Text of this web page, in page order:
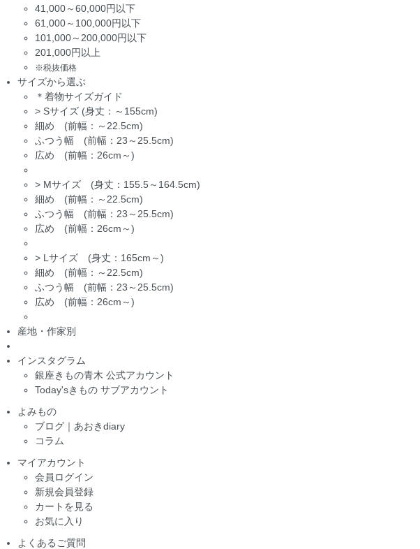
41,000～60,000円以下
61,000～100,000円以下
101,000～200,000円以下
201,000円以上
※税抜価格
サイズから選ぶ
＊着物サイズガイド
> Sサイズ (身丈：～155cm)
細め (前幅：～22.5cm)
ふつう幅 (前幅：23～25.5cm)
広め (前幅：26cm～)
> Mサイズ (身丈：155.5～164.5cm)
細め (前幅：～22.5cm)
ふつう幅 (前幅：23～25.5cm)
広め (前幅：26cm～)
> Lサイズ (身丈：165cm～)
細め (前幅：～22.5cm)
ふつう幅 (前幅：23～25.5cm)
広め (前幅：26cm～)
産地・作家別
インスタグラム
銀座きもの青木 公式アカウント
Today'sきもの サブアカウント
よみもの
ブログ｜あおきdiary
コラム
マイアカウント
会員ログイン
新規会員登録
カートを見る
お気に入り
よくあるご質問